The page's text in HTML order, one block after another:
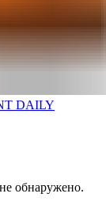
DAILY
обнаружено.